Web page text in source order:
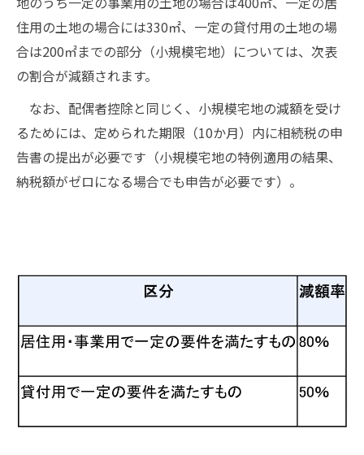
住用の土地の場合には330㎡、一定の貸付用の土地の場
合は200㎡までの部分（小規模宅地）については、次表
の割合が減額されます。
なお、配偶者控除と同じく、小規模宅地の減額を受け
るためには、定められた期限（10か月）内に相続税の申
告書の提出が必要です（小規模宅地の特例適用の結果、
納税額がゼロになる場合でも申告が必要です）。